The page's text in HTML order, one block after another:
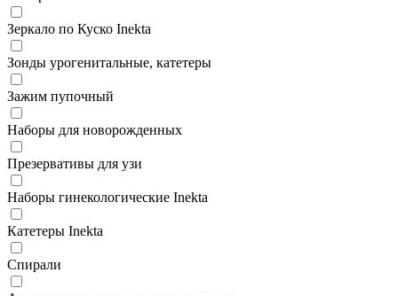
Зеркало по Куско Inekta
Зонды урогенитальные, катетеры
Зажим пупочный
Наборы для новорожденных
Презервативы для узи
Наборы гинекологические Inekta
Катетеры Inekta
Спирали